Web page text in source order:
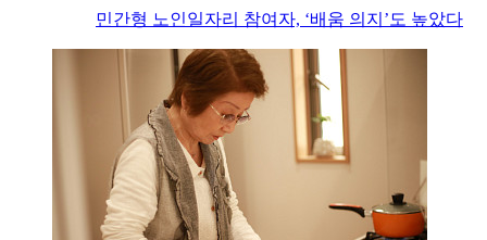
민간형 노인일자리 참여자, ‘배움 의지’도 높았다